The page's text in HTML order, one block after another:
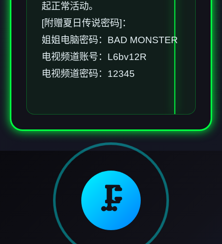
起正常活动。
[附赠夏日传说密码]：
姐姐电脑密码：BAD MONSTER
电视频道账号：L6bv12R
电视频道密码：12345
🗜️